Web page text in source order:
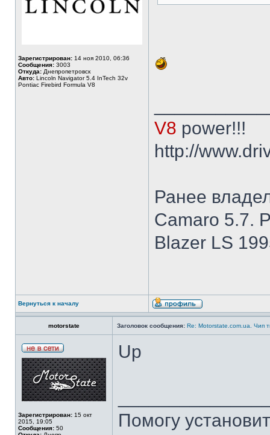
Зарегистрирован: 14 ноя 2010, 06:36
Сообщения: 3003
Откуда: Днепропетровск
Авто: Lincoln Navigator 5.4 InTech 32v
Pontiac Firebird Formula V8
V8 power!!!
http://
Ранее
Camaro 5.7.
Blazer LS
Вернуться к началу
motorstate Заголовок сообщения: Re: Motorstate.com.ua. Чип
Зарегистрирован: 15 окт
2015, 19:05
Сообщения: 50
Up
Помогу